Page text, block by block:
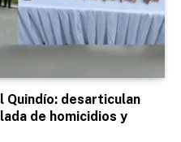
Quindío: desarticulan
de homicidios y